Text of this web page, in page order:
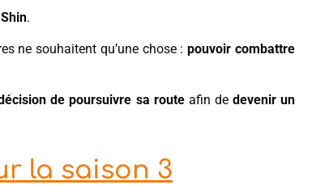
.
ne souhaitent qu’une chose :pouvoir combattre
de poursuivre sa routeafin de devenir un
la saison 3